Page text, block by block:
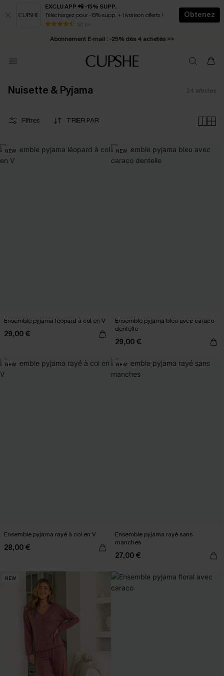
EXCLU APP 📲 -15% SUPP.
Téléchargez pour -15% supp. + livraison offerts !
50 k+
Obtenez
* Livraison éclair 2-3 jours ouvrés >>
Abonnement E-mail : -25% dès 4 achetés >>
Nuisette & Pyjama 24 articles
Filtres TRIER PAR
NEW
Ensemble pyjama léopard à col en V
29,00 €
NEW
Ensemble pyjama bleu avec caraco
dentelle
29,00 €
NEW
Ensemble pyjama rayé à col en V
28,00 €
NEW
Ensemble pyjama rayé sans
manches
27,00 €
NEW